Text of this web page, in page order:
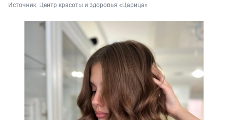
Источник: Центр красоты и здоровья «Царица»